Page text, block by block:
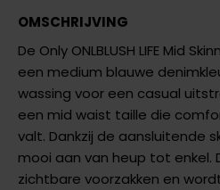
OMSCHRIJVING
De Only ONLBLUSH LIFE Mid
een medium blauwe
wassing voor een casual
een mid waist taille die
valt. Dankzij de aansluitende
mooi aan van heup tot enkel.
zichtbare voorzakken en